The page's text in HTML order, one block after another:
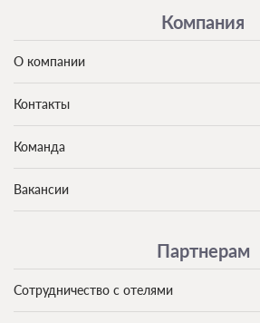
Компания
О компании
Контакты
Команда
Вакансии
Партнерам
Сотрудничество с отелями